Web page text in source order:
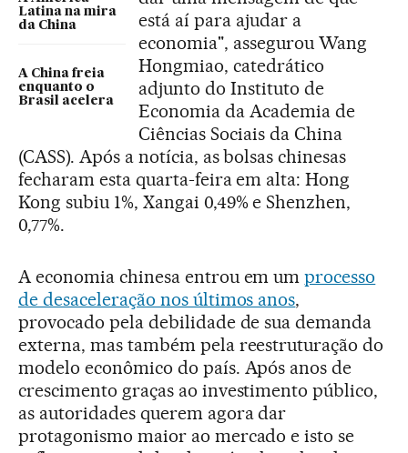
Latina na mira
da China
A China freia
enquanto o
Brasil acelera
está aí para ajudar a
economia", assegurou Wang
Hongmiao, catedrático
adjunto do Instituto de
Economia da Academia de
Ciências Sociais da China
(CASS). Após a notícia, as bolsas chinesas
fecharam esta quarta-feira em alta: Hong
Kong subiu 1%, Xangai 0,49% e Shenzhen,
0,77%.
A economia chinesa entrou em umprocesso
de desaceleração nos últimos anos,
provocado pela debilidade de sua demanda
externa, mas também pela reestruturação do
modelo econômico do país. Após anos de
crescimento graças ao investimento público,
as autoridades querem agora dar
protagonismo maior ao mercado e isto se